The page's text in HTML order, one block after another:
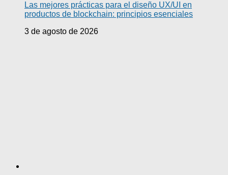
Las mejores prácticas para el diseño UX/UI en
productos de blockchain: principios esenciales
3 de agosto de 2026